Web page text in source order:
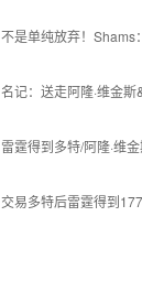
不是单纯放弃！Shams
名记：送走阿隆·维金
雷霆得到多特/阿隆·维
交易多特后雷霆得到